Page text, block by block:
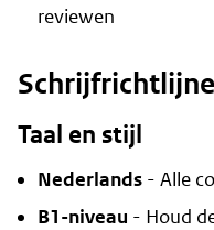
reviewen
Taal en stijl
Nederlands- Alle
B1-niveau - Houd